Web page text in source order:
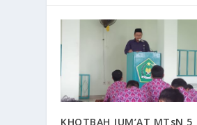
KHOTBAH JUM’AT MTsN 5